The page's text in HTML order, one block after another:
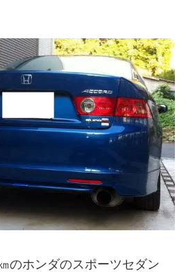
のホンダのスポーツセダン